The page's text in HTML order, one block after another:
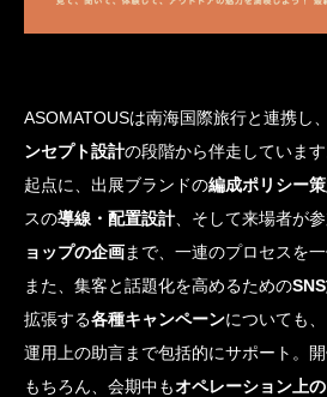
ASOMATOUSは南海国際旅行と連携し
ンセプト設計の段階から伴走していま
起点に、出展ブランドの編成ポリシー
スの導線・配置設計、そして来場者が
ョップの企画まで、一連のプロセスを
また、集客と話題化を高めるための
拡張する各種キャンペーンについても
運用上の助言まで包括的にサポート。
もちろん、会期中もオペレーション上